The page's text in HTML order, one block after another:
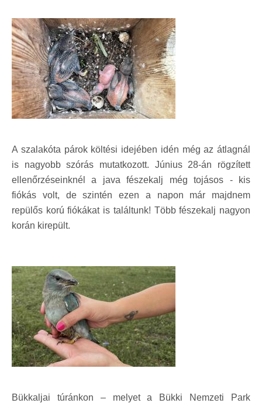
A szalakóta párok költési idejében idén még az átlagnál
is nagyobb szórás mutatkozott. Június 28-án rögzített
ellenőrzéseinknél a java fészekalj még tojásos - kis
fiókás volt, de szintén ezen a napon már majdnem
repülős korú fiókákat is találtunk! Több fészekalj nagyon
korán kirepült.
Bükkaljai túránkon – melyet a Bükki Nemzeti Park